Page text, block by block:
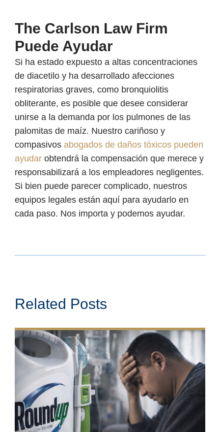
The Carlson Law Firm
Puede Ayudar
Si ha estado expuesto a altas concentraciones
de diacetilo y ha desarrollado afecciones
respiratorias graves, como bronquiolitis
obliterante, es posible que desee considerar
unirse a la demanda por los pulmones de las
palomitas de maíz. Nuestro cariñoso y
compasivos abogados de daños tóxicos pueden
ayudar obtendrá la compensación que merece y
responsabilizará a los empleadores negligentes.
Si bien puede parecer complicado, nuestros
equipos legales están aquí para ayudarlo en
cada paso. Nos importa y podemos ayudar.
Related Posts